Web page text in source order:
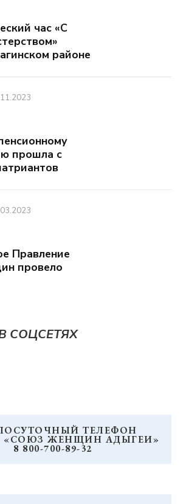
час «С
районе
прошла с
Правление
провело
ТЕЛЕФОН
«СОЮЗ ЖЕНЩИН АДЫГЕИ»
8 800-700-89-32